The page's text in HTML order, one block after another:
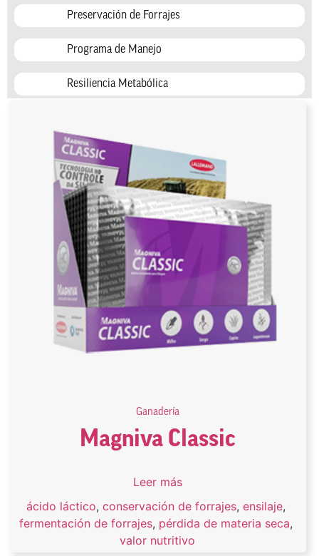
Preservación de Forrajes
Programa de Manejo
Resiliencia Metabólica
Ganadería
Magniva Classic
Leer más
ácido láctico, conservación de forrajes, ensilaje,
fermentación de forrajes, pérdida de materia seca,
valor nutritivo